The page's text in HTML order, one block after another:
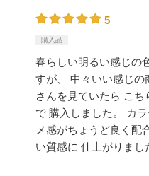
5
購入品
春らしい明るい感じの
すが、 中々いい感じの
さんを見ていたら こ
で 購入しました。 カ
メ感がちょうど良く配
い質感に 仕上がりま